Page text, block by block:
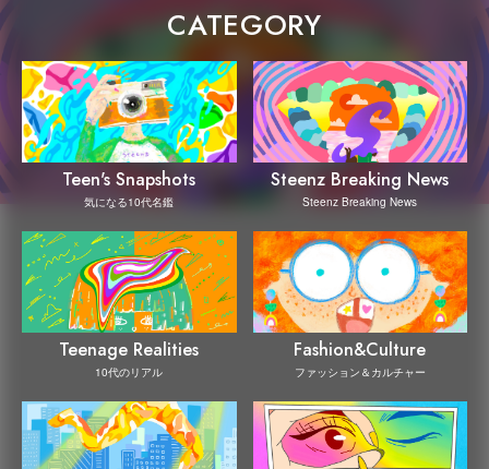
CATEGORY
Teen's Snapshots
気になる10代名鑑
Steenz Breaking News
Steenz Breaking News
Teenage Realities
10代のリアル
Fashion&Culture
ファッション＆カルチャー